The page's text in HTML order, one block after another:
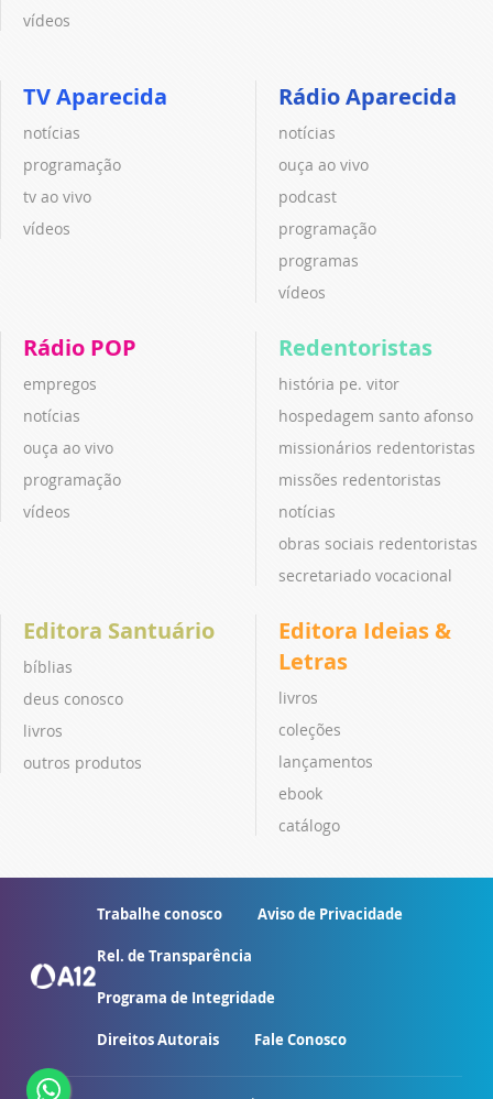
vídeos
TV Aparecida
notícias
programação
tv ao vivo
vídeos
Rádio Aparecida
notícias
ouça ao vivo
podcast
programação
programas
vídeos
Rádio POP
empregos
notícias
ouça ao vivo
programação
vídeos
Redentoristas
história pe. vitor
hospedagem santo afonso
missionários redentoristas
missões redentoristas
notícias
obras sociais redentoristas
secretariado vocacional
Editora Santuário
bíblias
deus conosco
livros
outros produtos
Editora Ideias &
Letras
livros
coleções
lançamentos
ebook
catálogo
Trabalhe conosco Aviso de Privacidade
Rel. de Transparência
Programa de Integridade
Direitos Autorais Fale Conosco